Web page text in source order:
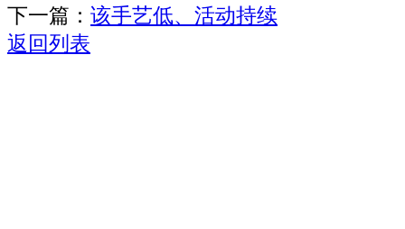
下一篇： 该手艺低、活动持续
返回列表